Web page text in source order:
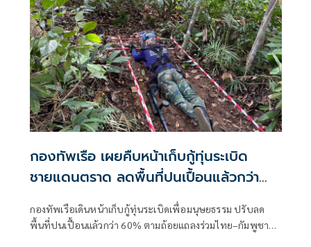
กองทัพเรือ เผยคืบหน้าเก็บกู้ทุ่นระเบิด
ชายแดนตราด ลดพื้นที่ปนเปื้อนแล้วกว่า
กองทัพเรือเดินหน้าเก็บกู้ทุ่นระเบิดเพื่อมนุษยธรรม ปรับลด
พื้นที่ปนเปื้อนแล้วกว่า 60% ตามถ้อยแถลงร่วมไทย–กัมพูชา